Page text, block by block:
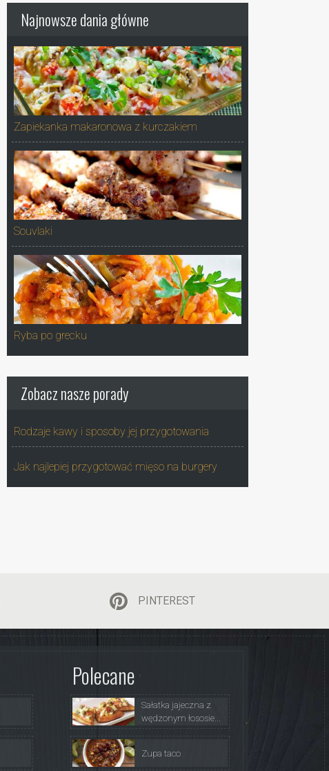
Najnowsze dania główne
Zapiekanka makaronowa z kurczakiem
Souvlaki
Ryba po grecku
Zobacz nasze porady
Rodzaje kawy i sposoby jej przygotowania
Jak najlepiej przygotować mięso na burgery
PINTEREST
Polecane
Sałatka jajeczna z
wędzonym łososie...
Zupa taco